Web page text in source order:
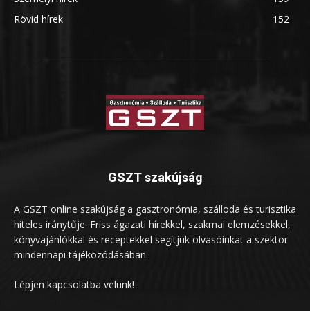
Rövid hírek
152
GSZT szakújság
A GSZT online szakújság a gasztronómia, szálloda és turisztika
hiteles iránytűje. Friss ágazati hírekkel, szakmai elemzésekkel,
könyvajánlókkal és receptekkel segítjük olvasóinkat a szektor
mindennapi tájékozódásában.
Lépjen kapcsolatba velünk!